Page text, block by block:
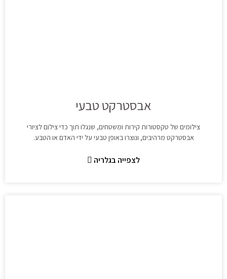
אבסטרקט טבעי
צילומים של טקסטורות קירות ומשטחים, שנגלו תוך כדי צילום לציורי
אבסטרקט מרהיבים, ונוצרו באופן טבעי על ידי האדם או הטבע.
לצפייה בגלריה